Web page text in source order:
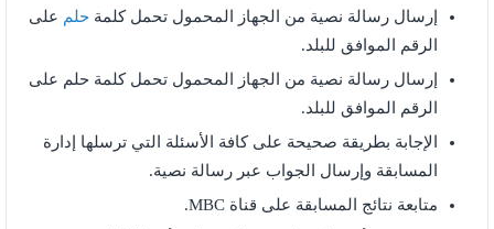
إرسال رسالة نصية من الجهاز المحمول تحمل كلمة حلم على
الرقم الموافق للبلد.
إرسال رسالة نصية من الجهاز المحمول تحمل كلمة حلم على
الرقم الموافق للبلد.
الإجابة بطريقة صحيحة على كافة الأسئلة التي ترسلها إدارة
المسابقة وإرسال الجواب عبر رسالة نصية.
متابعة نتائج المسابقة على قناة MBC.